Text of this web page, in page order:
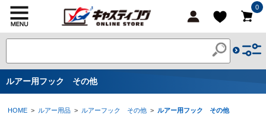
0
ルアー用フック その他
HOME > ルアー用品 > ルアーフック その他 > ルアー用フック その他